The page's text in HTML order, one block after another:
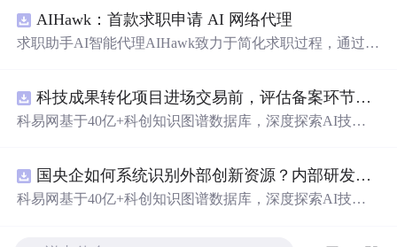
在页面上随机飘动的视觉效果。此外，文中还包含了对CS
S样式和JavaScript事件监听的运用，增加了互动性和趣味
AIHawk：首款求职申请 AI 网络代理
求职助手AI智能代理AIHawk致力于简化求职过程，通过自
科技成果转化项目进场交易前，评估备案环节需要准备哪些材料？.docx
科易网基于40亿+科创知识图谱数据库，深度探索AI技术
新领域的AI+数智化解决方案，推动科技创新与产业创新
智能化发展。
国央企如何系统识别外部创新资源？内部研发体系完善，但对外部高校、中小科技企业技术能力缺乏动态认知。.docx
科易网基于40亿+科创知识图谱数据库，深度探索AI技术